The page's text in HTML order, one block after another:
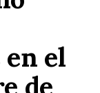
el
de